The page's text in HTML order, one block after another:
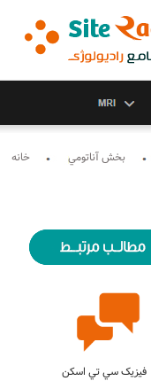
مطالب مرتبط با ام آر آي
فيزيک سي تي اسکن
خانه بخش آناتومي